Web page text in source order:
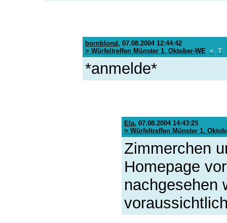
bornblond , 07.08.2004 12:44:42
> Würfeltreffen Münster 1. Oktober-WE < T
*anmelde*
Ela, 07.08.2004 14:43:25
> Würfeltreffen Münster 1.
Zimmerchen
Homepage
nachgesehen